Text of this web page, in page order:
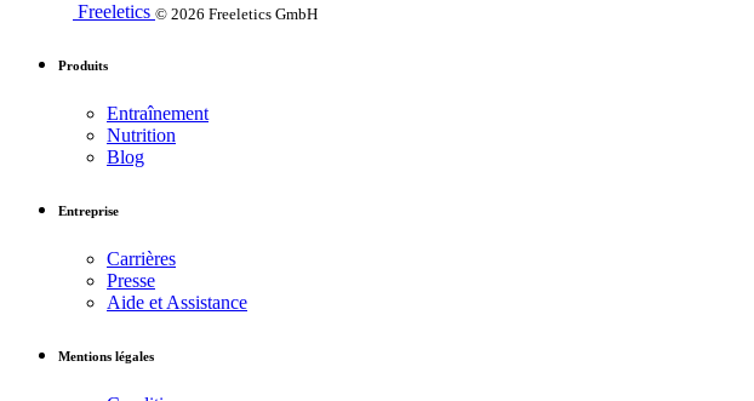
Freeletics © 2026 Freeletics GmbH
Produits
Entraînement
Nutrition
Blog
Entreprise
Carrières
Presse
Aide et Assistance
Mentions légales